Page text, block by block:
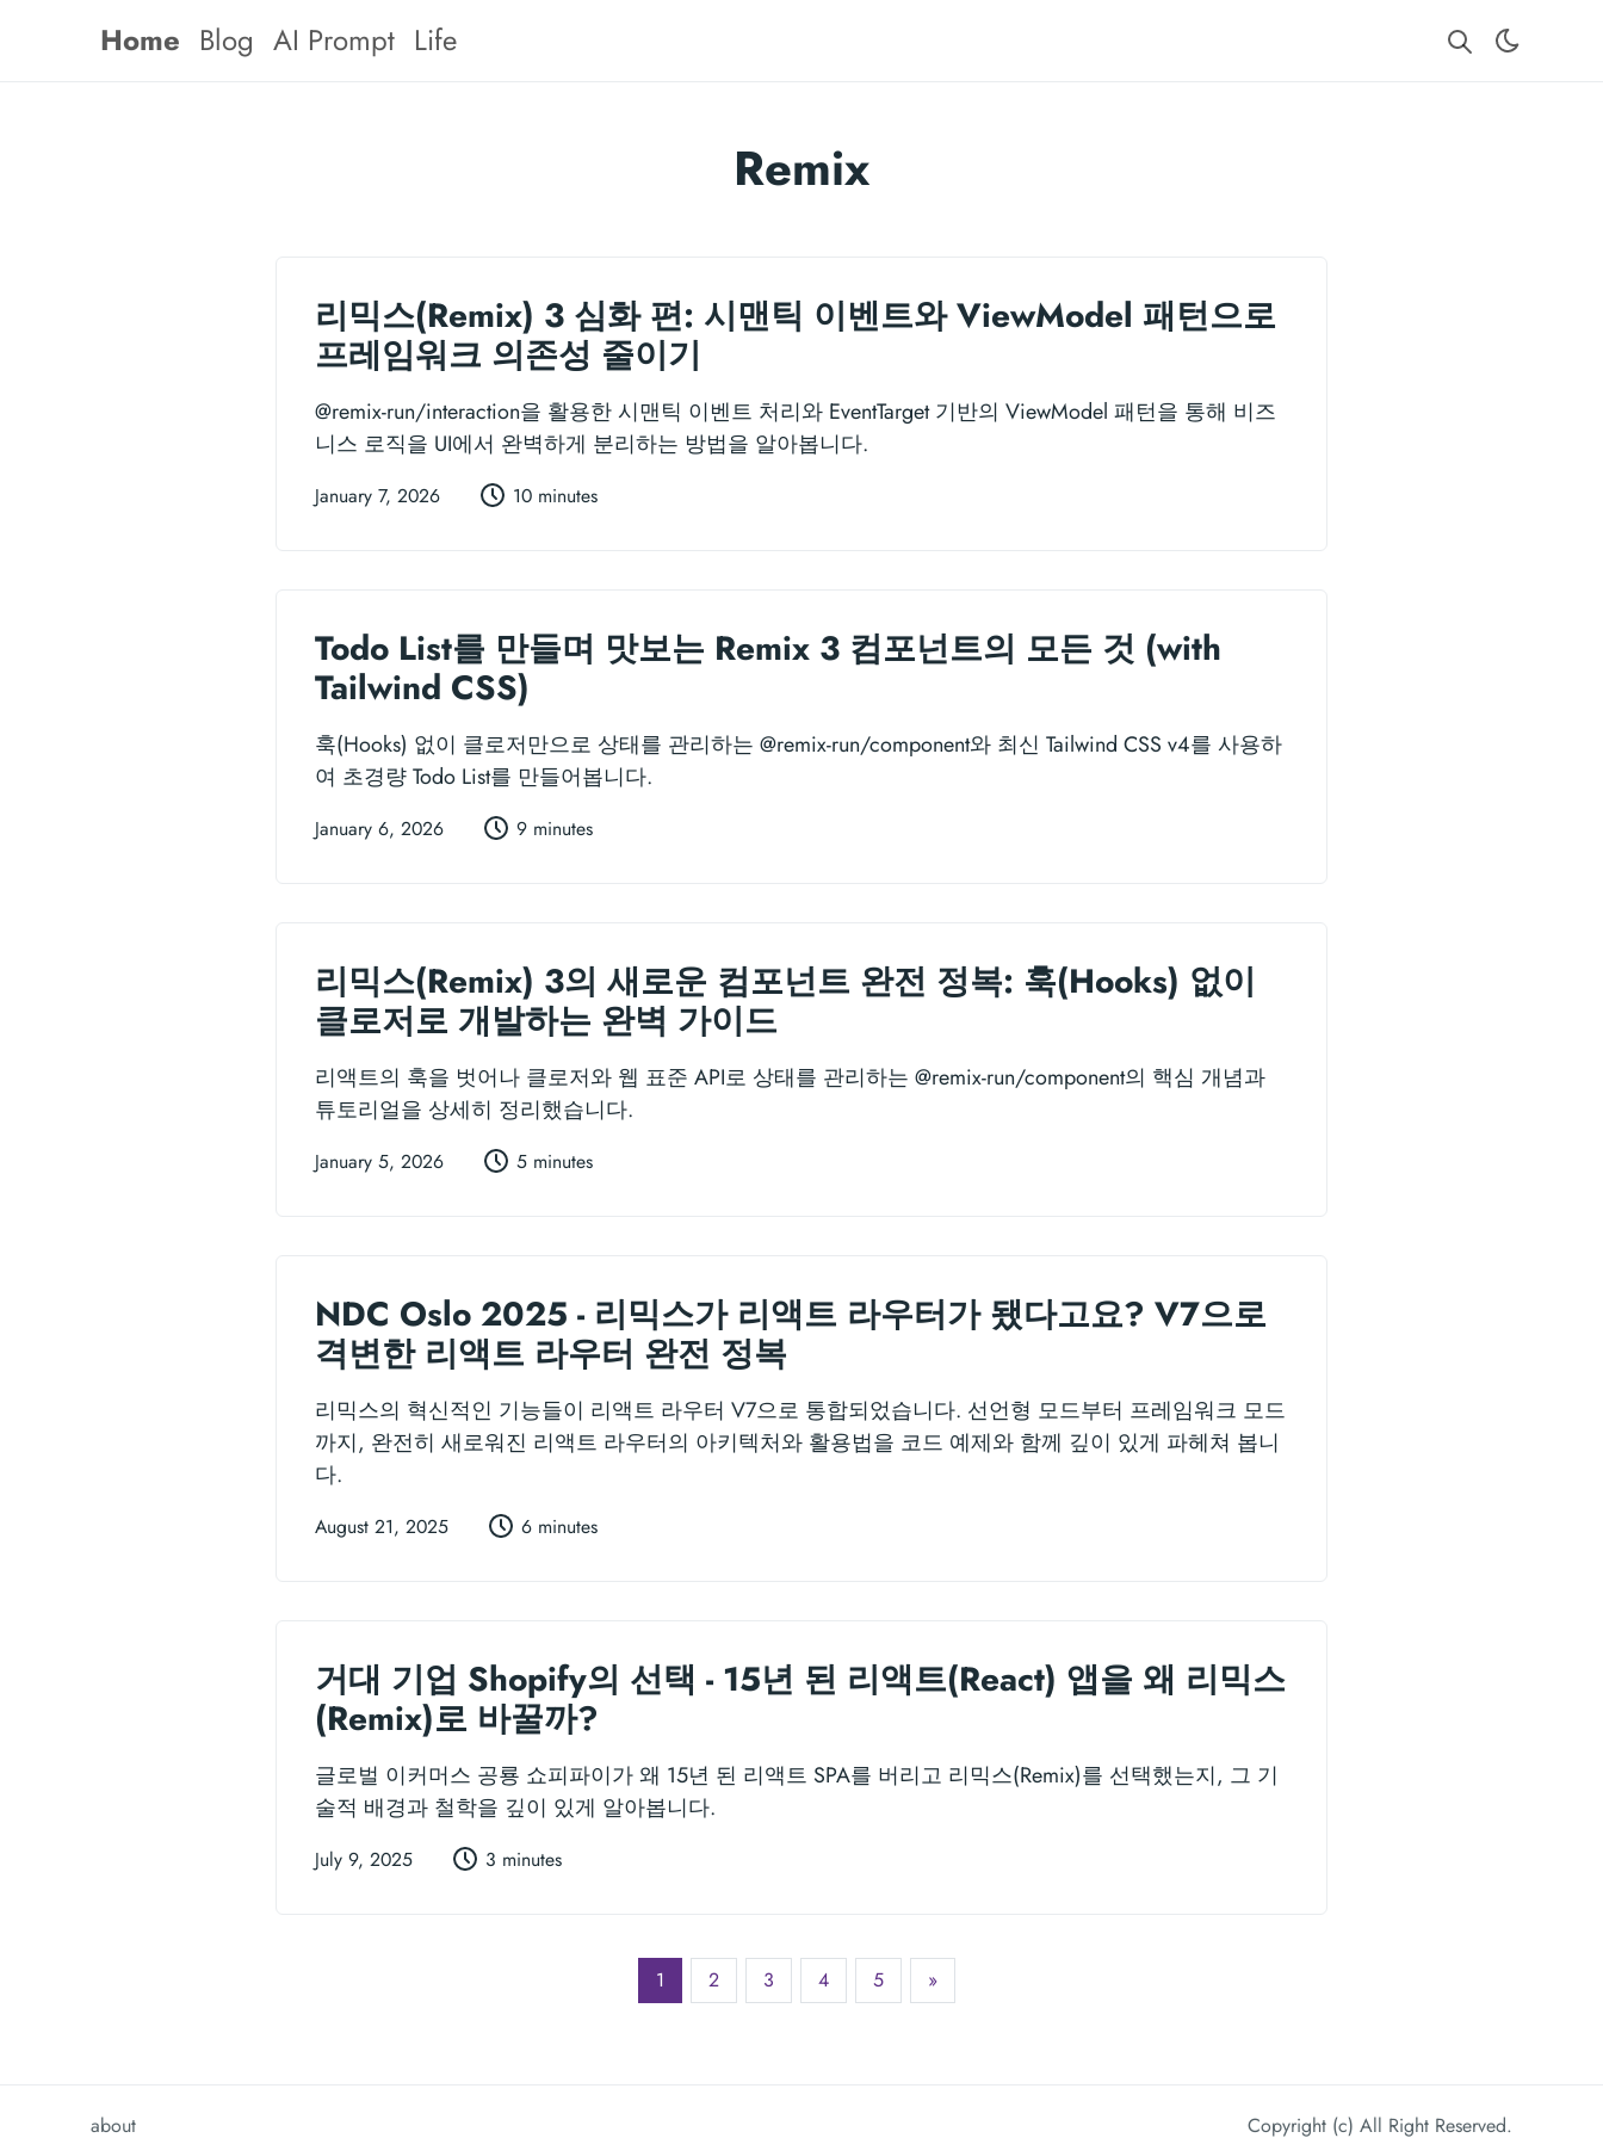
Home Blog AI Prompt Life
Remix
리믹스(Remix) 3 심화 편: 시맨틱 이벤트와 ViewModel 패턴으로
프레임워크 의존성 줄이기
@remix-run/interaction을 활용한 시맨틱 이벤트 처리와 EventTarget 기반의 ViewModel 패턴을 통해 비즈
니스 로직을 UI에서 완벽하게 분리하는 방법을 알아봅니다.
January 7, 2026 10 minutes
Todo List를 만들며 맛보는 Remix 3 컴포넌트의 모든 것 (with
Tailwind CSS)
훅(Hooks) 없이 클로저만으로 상태를 관리하는 @remix-run/component와 최신 Tailwind CSS v4를 사용하
여 초경량 Todo List를 만들어봅니다.
January 6, 2026 9 minutes
리믹스(Remix) 3의 새로운 컴포넌트 완전 정복: 훅(Hooks) 없이
클로저로 개발하는 완벽 가이드
리액트의 훅을 벗어나 클로저와 웹 표준 API로 상태를 관리하는 @remix-run/component의 핵심 개념과
튜토리얼을 상세히 정리했습니다.
January 5, 2026 5 minutes
NDC Oslo 2025 - 리믹스가 리액트 라우터가 됐다고요? V7으로
격변한 리액트 라우터 완전 정복
리믹스의 혁신적인 기능들이 리액트 라우터 V7으로 통합되었습니다. 선언형 모드부터 프레임워크 모드
까지, 완전히 새로워진 리액트 라우터의 아키텍처와 활용법을 코드 예제와 함께 깊이 있게 파헤쳐 봅니
다.
August 21, 2025 6 minutes
거대 기업 Shopify의 선택 - 15년 된 리액트(React) 앱을 왜 리믹스
(Remix)로 바꿀까?
글로벌 이커머스 공룡 쇼피파이가 왜 15년 된 리액트 SPA를 버리고 리믹스(Remix)를 선택했는지, 그 기
술적 배경과 철학을 깊이 있게 알아봅니다.
July 9, 2025 3 minutes
1 2 3 4 5 »
about Copyright (c) All Right Reserved.